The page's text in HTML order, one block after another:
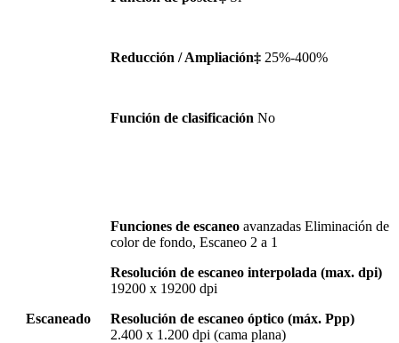
Reducción / Ampliación‡ 25%-400%
Función de clasificación No
Escaneado
Funciones de escaneo avanzadas Eliminación de
color de fondo, Escaneo 2 a 1
Resolución de escaneo interpolada (max. dpi)
19200 x 19200 dpi
Resolución de escaneo óptico (máx. Ppp)
2.400 x 1.200 dpi (cama plana)